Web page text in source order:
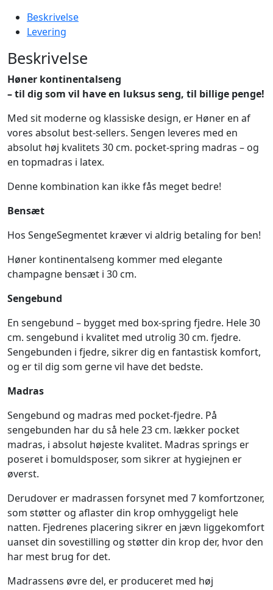
Beskrivelse
Levering
Beskrivelse
Høner kontinentalseng
– til dig som vil have en luksus seng, til billige penge!
Med sit moderne og klassiske design, er Høner en af
vores absolut best-sellers. Sengen leveres med en
absolut høj kvalitets 30 cm. pocket-spring madras – og
en topmadras i latex.
Denne kombination kan ikke fås meget bedre!
Bensæt
Hos SengeSegmentet kræver vi aldrig betaling for ben!
Høner kontinentalseng kommer med elegante
champagne bensæt i 30 cm.
Sengebund
En sengebund – bygget med box-spring fjedre. Hele 30
cm. sengebund i kvalitet med utrolig 30 cm. fjedre.
Sengebunden i fjedre, sikrer dig en fantastisk komfort,
og er til dig som gerne vil have det bedste.
Madras
Sengebund og madras med pocket-fjedre. På
sengebunden har du så hele 23 cm. lækker pocket
madras, i absolut højeste kvalitet. Madras springs er
poseret i bomuldsposer, som sikrer at hygiejnen er
øverst.
Derudover er madrassen forsynet med 7 komfortzoner,
som støtter og aflaster din krop omhyggeligt hele
natten. Fjedrenes placering sikrer en jævn liggekomfort
uanset din sovestilling og støtter din krop der, hvor den
har mest brug for det.
Madrassens øvre del, er produceret med høj